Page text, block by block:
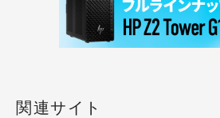
関連サイト